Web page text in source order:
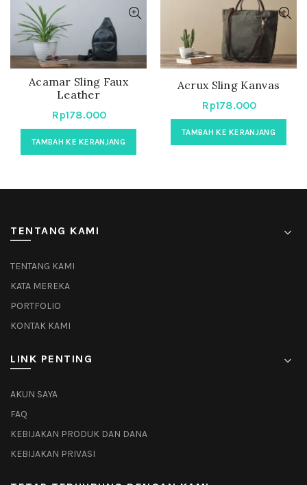
Acamar Sling Faux
Leather
Rp178.000
TAMBAH KE KERANJANG
Acrux Sling Kanvas
Rp178.000
TAMBAH KE KERANJANG
TENTANG KAMI
TENTANG KAMI
KATA MEREKA
PORTFOLIO
KONTAK KAMI
LINK PENTING
AKUN SAYA
FAQ
KEBIJAKAN PRODUK DAN DANA
KEBIJAKAN PRIVASI